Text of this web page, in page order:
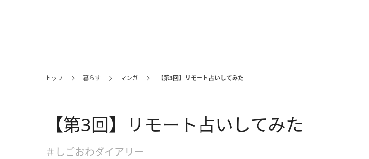
トップ 暮らす マンガ 【第3回】リモート占いしてみた
【第3回】リモート占いしてみた
＃しごおわダイアリー